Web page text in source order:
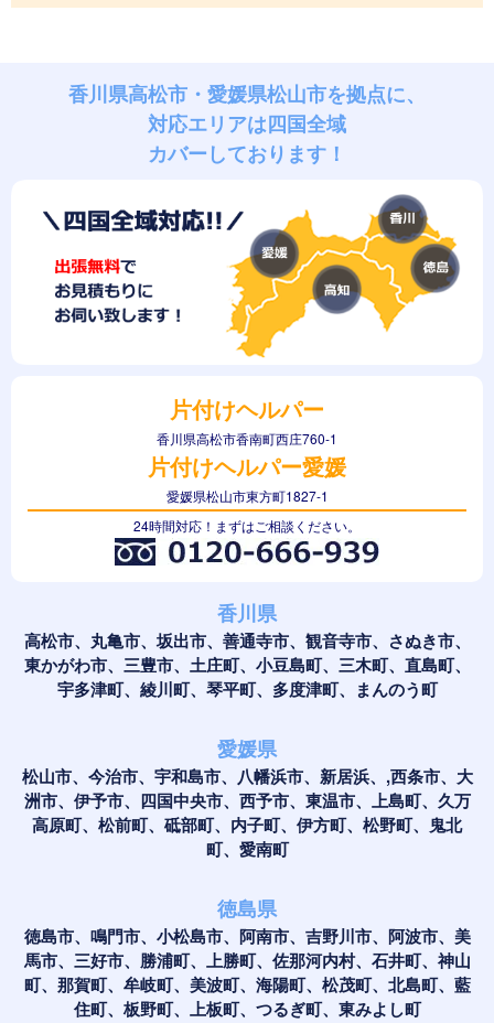
香川県高松市・愛媛県松山市を拠点に、
対応エリアは四国全域
カバーしております！
片付けヘルパー
香川県高松市香南町西庄760-1
片付けヘルパー愛媛
愛媛県松山市東方町1827-1
24時間対応！まずはご相談ください。
香川県
高松市、丸亀市、坂出市、善通寺市、観音寺市、さぬき市、
東かがわ市、三豊市、土庄町、小豆島町、三木町、直島町、
宇多津町、綾川町、琴平町、多度津町、まんのう町
愛媛県
松山市、今治市、宇和島市、八幡浜市、新居浜、,西条市、大
洲市、伊予市、四国中央市、西予市、東温市、上島町、久万
高原町、松前町、砥部町、内子町、伊方町、松野町、鬼北
町、愛南町
徳島県
徳島市、鳴門市、小松島市、阿南市、吉野川市、阿波市、美
馬市、三好市、勝浦町、上勝町、佐那河内村、石井町、神山
町、那賀町、牟岐町、美波町、海陽町、松茂町、北島町、藍
住町、板野町、上板町、つるぎ町、東みよし町